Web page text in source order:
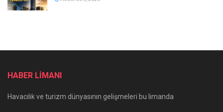
HABER LİMANI
Havacılık ve turizm dünyasının gelişmeleri bu limanda